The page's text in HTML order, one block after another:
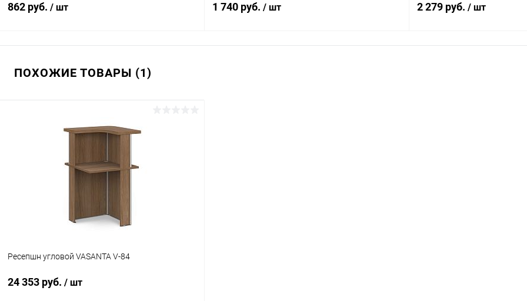
862 руб. / шт 1 740 руб. / шт 2 279 руб. / шт
ПОХОЖИЕ ТОВАРЫ (1)
Ресепшн угловой VASANTA V-84
24 353 руб. / шт